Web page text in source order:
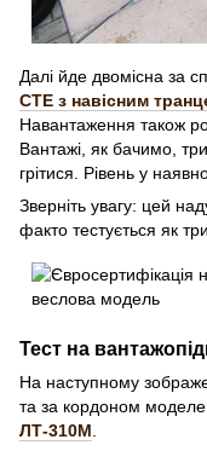
Далі йде двомісна за
СТЕ з навісним
Навантаження також
Вантажі, як бачимо,
грітися. Рівень у
Зверніть увагу: цей
факто тестується як
Тест на
На наступному
та за кордоном
ЛТ-310М